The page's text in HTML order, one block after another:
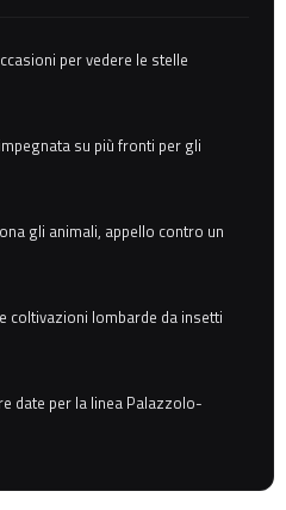
per vedere le stelle
su più fronti per gli
gli animali, appello contro un
coltivazioni lombarde da insetti
date per la linea Palazzolo-